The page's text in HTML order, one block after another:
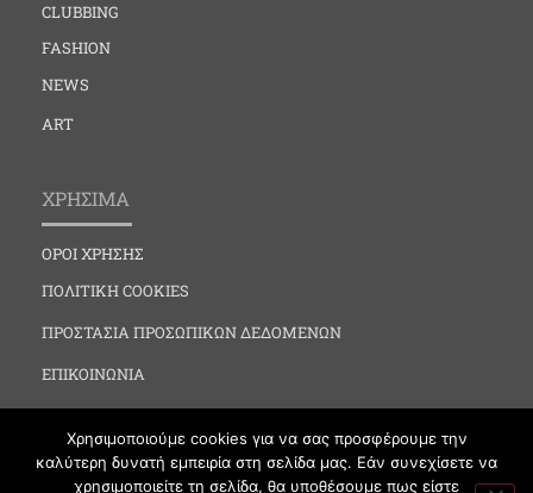
CLUBBING
FASHION
NEWS
ART
ΧΡΗΣΙΜΑ
ΟΡΟΙ ΧΡΗΣΗΣ
ΠΟΛΙΤΙΚΗ COOKIES
ΠΡΟΣΤΑΣΙΑ ΠΡΟΣΩΠΙΚΩΝ ΔΕΔΟΜΕΝΩΝ
ΕΠΙΚΟΙΝΩΝΙΑ
Χρησιμοποιούμε cookies για να σας προσφέρουμε την
καλύτερη δυνατή εμπειρία στη σελίδα μας. Εάν συνεχίσετε να
χρησιμοποιείτε τη σελίδα, θα υποθέσουμε πως είστε